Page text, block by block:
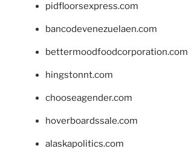
pidfloorsexpress.com
bancodevenezuelaen.com
bettermoodfoodcorporation.com
hingstonnt.com
chooseagender.com
hoverboardssale.com
alaskapolitics.com